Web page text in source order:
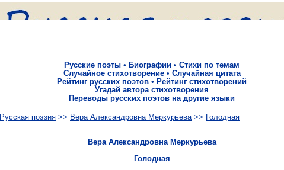
Русские поэты • Биографии • Стихи по темам
Случайное стихотворение• Случайная цитата
Рейтинг русских поэтов • Рейтинг стихотворений
Угадай автора стихотворения
Переводы русских поэтов на другие языки
Русская поэзия >> Вера Александровна Меркурьева>> Голодная
Вера Александровна Меркурьева
Голодная